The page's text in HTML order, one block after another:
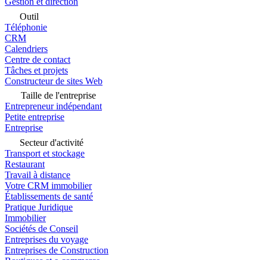
Outil
Téléphonie
CRM
Calendriers
Centre de contact
Tâches et projets
Constructeur de sites Web
Taille de l'entreprise
Entrepreneur indépendant
Petite entreprise
Entreprise
Secteur d'activité
Transport et stockage
Restaurant
Travail à distance
Votre CRM immobilier
Établissements de santé
Pratique Juridique
Immobilier
Sociétés de Conseil
Entreprises du voyage
Entreprises de Construction